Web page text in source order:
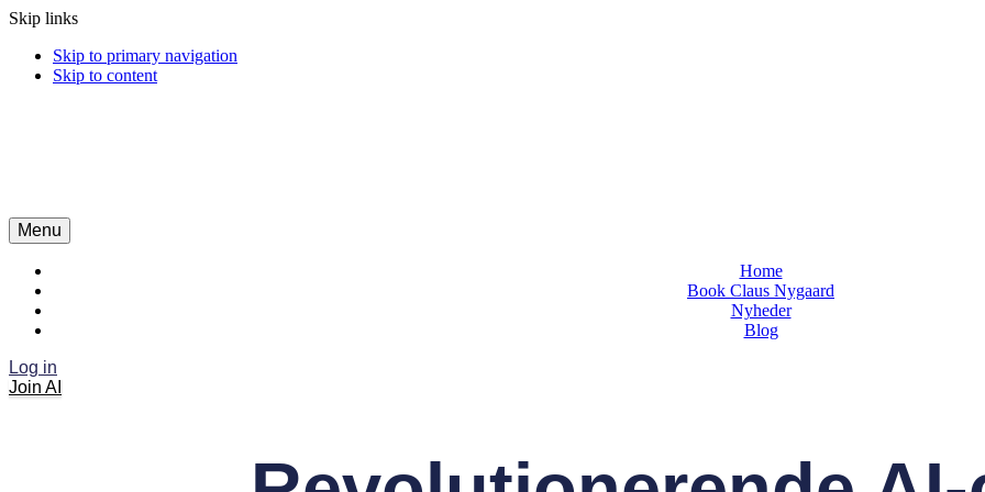
Skip links
Skip to primary navigation
Skip to content
Menu
Home
Book Claus Nygaard
Nyheder
Blog
Log in
Join AI